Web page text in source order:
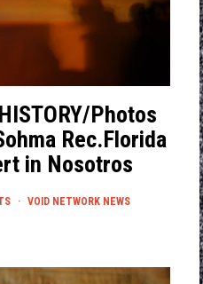
Photos
Rec.Florida
in Nosotros
· VOID NETWORK NEWS